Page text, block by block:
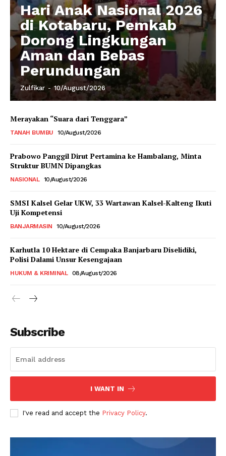
Hari Anak Nasional 2026
di Kotabaru, Pemkab
Dorong Lingkungan
Aman dan Bebas
Perundungan
Zulfikar - 10/August/2026
Merayakan “Suara dari Tenggara”
TANAH BUMBU 10/August/2026
Prabowo Panggil Dirut Pertamina ke Hambalang, Minta
Struktur BUMN Dipangkas
NASIONAL 10/August/2026
SMSI Kalsel Gelar UKW, 33 Wartawan Kalsel-Kalteng Ikuti
Uji Kompetensi
BANJARMASIN 10/August/2026
Karhutla 10 Hektare di Cempaka Banjarbaru Diselidiki,
Polisi Dalami Unsur Kesengajaan
HUKUM & KRIMINAL 08/August/2026
Subscribe
I WANT IN
I've read and accept the Privacy Policy.